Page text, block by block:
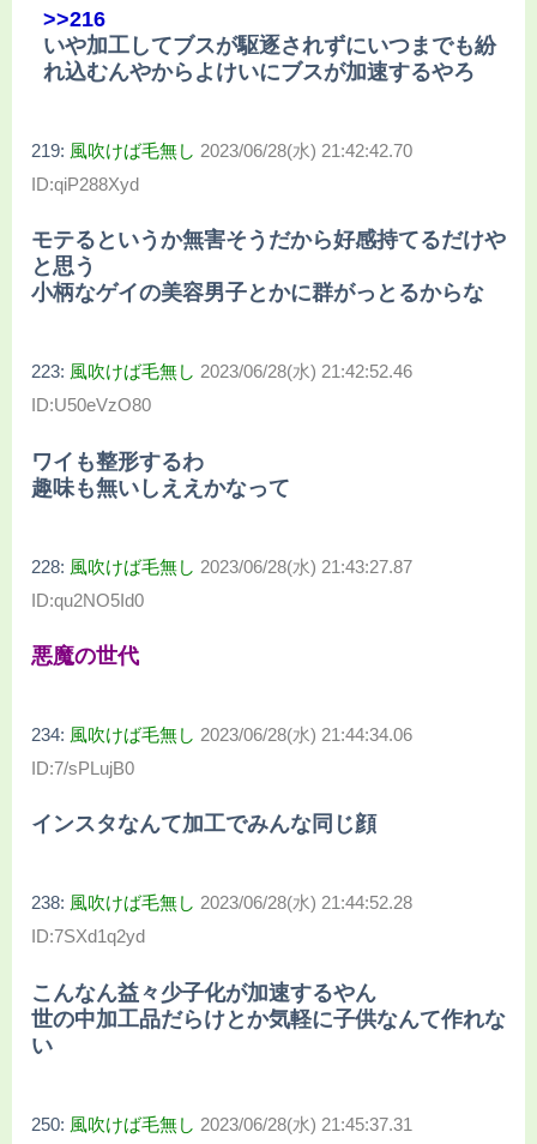
>>216
いや加工してブスが駆逐されずにいつまでも紛
れ込むんやからよけいにブスが加速するやろ
219: 風吹けば毛無し 2023/06/28(水) 21:42:42.70
ID:qiP288Xyd
モテるというか無害そうだから好感持てるだけや
と思う
小柄なゲイの美容男子とかに群がっとるからな
223: 風吹けば毛無し 2023/06/28(水) 21:42:52.46
ID:U50eVzO80
ワイも整形するわ
趣味も無いしええかなって
228: 風吹けば毛無し 2023/06/28(水) 21:43:27.87
ID:qu2NO5Id0
悪魔の世代
234: 風吹けば毛無し 2023/06/28(水) 21:44:34.06
ID:7/sPLujB0
インスタなんて加工でみんな同じ顔
238: 風吹けば毛無し 2023/06/28(水) 21:44:52.28
ID:7SXd1q2yd
こんなん益々少子化が加速するやん
世の中加工品だらけとか気軽に子供なんて作れな
い
250: 風吹けば毛無し 2023/06/28(水) 21:45:37.31